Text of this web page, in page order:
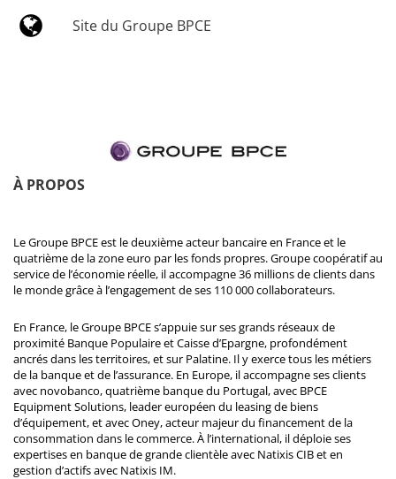
Site du Groupe BPCE
À PROPOS
Le Groupe BPCE est le deuxième acteur bancaire en France et le
quatrième de la zone euro par les fonds propres. Groupe coopératif au
service de l’économie réelle, il accompagne 36 millions de clients dans
le monde grâce à l’engagement de ses 110 000 collaborateurs.
En France, le Groupe BPCE s’appuie sur ses grands réseaux de
proximité Banque Populaire et Caisse d’Epargne, profondément
ancrés dans les territoires, et sur Palatine. Il y exerce tous les métiers
de la banque et de l’assurance. En Europe, il accompagne ses clients
avec novobanco, quatrième banque du Portugal, avec BPCE
Equipment Solutions, leader européen du leasing de biens
d’équipement, et avec Oney, acteur majeur du financement de la
consommation dans le commerce. À l’international, il déploie ses
expertises en banque de grande clientèle avec Natixis CIB et en
gestion d’actifs avec Natixis IM.